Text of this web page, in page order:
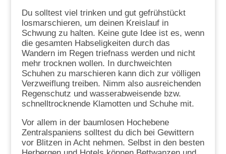
Du solltest viel trinken und gut gefrühstückt
losmarschieren, um deinen Kreislauf in
Schwung zu halten. Keine gute Idee ist es, wenn
die gesamten Habseligkeiten durch das
Wandern im Regen triefnass werden und nicht
mehr trocknen wollen. In durchweichten
Schuhen zu marschieren kann dich zur völligen
Verzweiflung treiben. Nimm also ausreichenden
Regenschutz und wasserabweisende bzw.
schnelltrocknende Klamotten und Schuhe mit.
Vor allem in der baumlosen Hochebene
Zentralspaniens solltest du dich bei Gewittern
vor Blitzen in Acht nehmen. Selbst in den besten